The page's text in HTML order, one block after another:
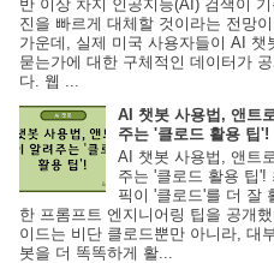
반 이상 차지 인공지능(AI) 검색이
진을 빠르게 대체할 것이라는 전망
가운데, 실제 미국 사용자들이 AI 챗
묻는가에 대한 구체적인 데이터가
다. 웹 ...
AI 챗봇 사용법, 앤트
주는 '클로드 활용 팁'!
AI 챗봇 사용법, 앤트
주는 '클로드 활용 팁'!
픽이 '클로드'를 더 잘
한 프롬프트 엔지니어링 팁을 공개
이드는 비단 클로드뿐만 아니라, 대
봇을 더 똑똑하게 활...